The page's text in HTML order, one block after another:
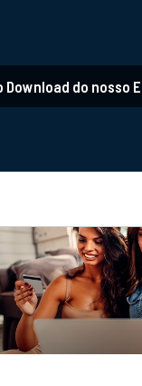
Download do nosso